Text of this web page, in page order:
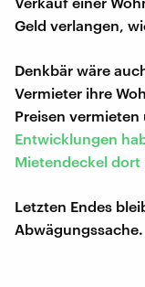
Geld verlangen,
Denkbär wäre
Vermieter ihre
Preisen
Entwicklungen
Mietendeckel dort
Letzten Endes
Abwägungssache.